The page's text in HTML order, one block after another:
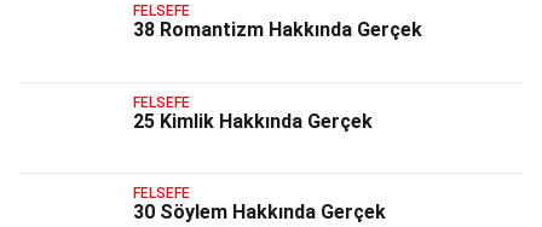
FELSEFE
38 Romantizm Hakkında Gerçek
FELSEFE
25 Kimlik Hakkında Gerçek
FELSEFE
30 Söylem Hakkında Gerçek